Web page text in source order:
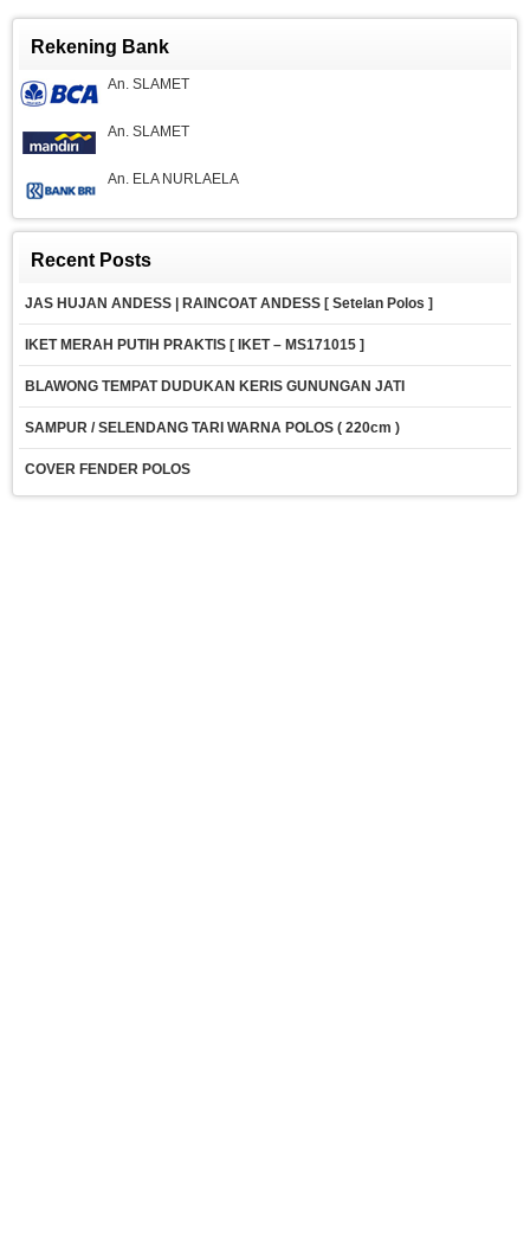
Rekening Bank
An. SLAMET
An. SLAMET
An. ELA NURLAELA
Recent Posts
JAS HUJAN ANDESS | RAINCOAT ANDESS [ Setelan Polos ]
IKET MERAH PUTIH PRAKTIS [ IKET – MS171015 ]
BLAWONG TEMPAT DUDUKAN KERIS GUNUNGAN JATI
SAMPUR / SELENDANG TARI WARNA POLOS ( 220cm )
COVER FENDER POLOS